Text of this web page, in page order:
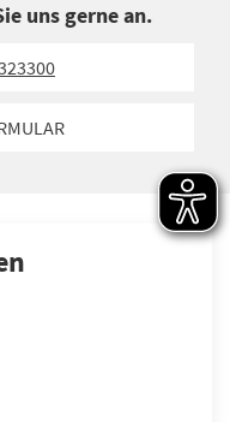
uns gerne an.